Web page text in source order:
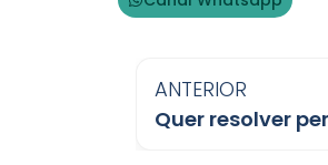
ANTERIOR